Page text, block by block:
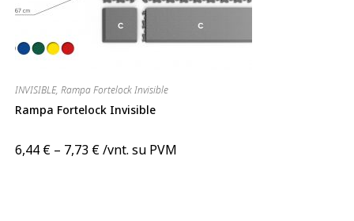
INVISIBLE, Rampa Fortelock Invisible
Rampa Fortelock Invisible
6,44 € – 7,73 €/vnt. su PVM